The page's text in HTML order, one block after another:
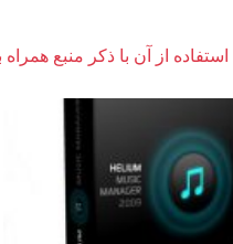
از آن با ذکر منبع